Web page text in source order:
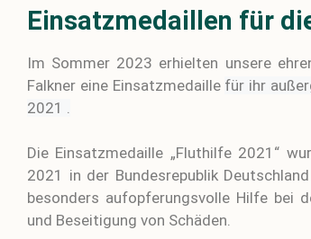
Einsatzmedaillen für
Im Sommer 2023 erhielten unsere
Falkner eine Einsatzmedaille für ihr
2021
Die Einsatzmedaille „Fluthilfe 2021“
2021 in der Bundesrepublik
besonders aufopferungsvolle Hilfe bei
und Beseitigung von Schäden.